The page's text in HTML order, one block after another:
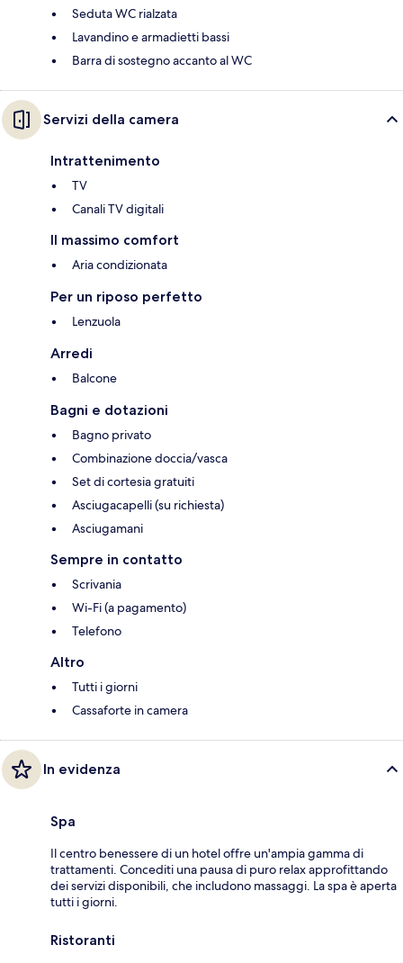
Seduta WC rialzata
Lavandino e armadietti bassi
Barra di sostegno accanto al WC
Servizi della camera
Intrattenimento
TV
Canali TV digitali
Il massimo comfort
Aria condizionata
Per un riposo perfetto
Lenzuola
Arredi
Balcone
Bagni e dotazioni
Bagno privato
Combinazione doccia/vasca
Set di cortesia gratuiti
Asciugacapelli (su richiesta)
Asciugamani
Sempre in contatto
Scrivania
Wi-Fi (a pagamento)
Telefono
Altro
Tutti i giorni
Cassaforte in camera
In evidenza
Spa
Il centro benessere di un hotel offre un'ampia gamma di
trattamenti. Concediti una pausa di puro relax approfittando
dei servizi disponibili, che includono massaggi. La spa è aperta
tutti i giorni.
Ristoranti